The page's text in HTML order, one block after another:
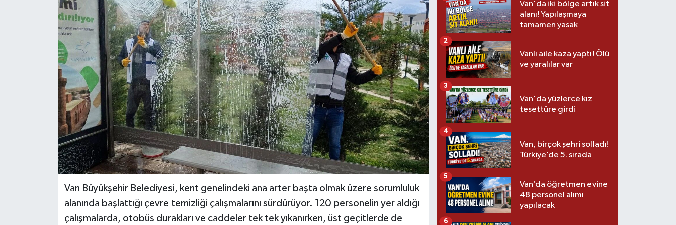
Van Büyükşehir Belediyesi, kent genelindeki ana arter başta olmak üzere sorumluluk
alanında başlattığı çevre temizliği çalışmalarını sürdürüyor. 120 personelin yer aldığı
çalışmalarda, otobüs durakları ve caddeler tek tek yıkanırken, üst geçitlerde de
Van'da iki bölge artık sit
alanı! Yapılaşmaya
tamamen yasak
Vanlı aile kaza yaptı! Ölü
ve yaralılar var
2
Van'da yüzlerce kız
tesettüre girdi
3
Van, birçok şehri solladı!
Türkiye’de 5. sırada
4
Van’da öğretmen evine
48 personel alımı
yapılacak
5
6
RESMİ İLANLAR